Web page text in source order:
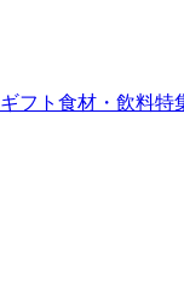
ギフト 食材・飲料特